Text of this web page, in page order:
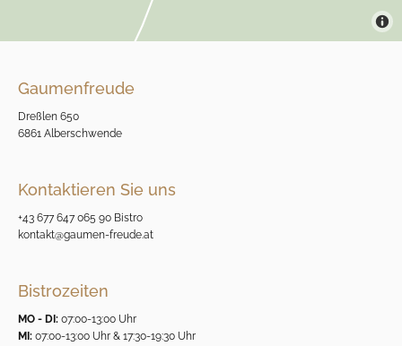
Gaumenfreude
Dreßlen 650
6861 Alberschwende
Kontaktieren Sie uns
+43 677 647 065 90 Bistro
kontakt@gaumen-freude.at
Bistrozeiten
MO - DI: 07:00-13:00 Uhr
MI: 07:00-13:00 Uhr & 17:30-19:30 Uhr